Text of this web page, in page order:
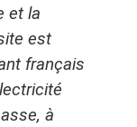
et la
est
français
à